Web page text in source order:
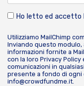
Ho letto ed accetto
Utilizziamo MailChimp
Inviando questo
informazioni fornite a
con la loro Privacy Policy
comunicazioni in
presente a fondo di ogni
info@crowdfundme.it.